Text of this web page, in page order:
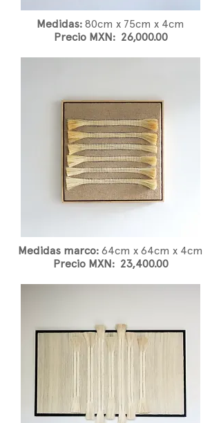
Medidas: 80cm x 75cm x 4cm
Precio MXN: 26,000.00
Medidas marco: 64cm x 64cm x 4cm
Precio MXN: 23,400.00